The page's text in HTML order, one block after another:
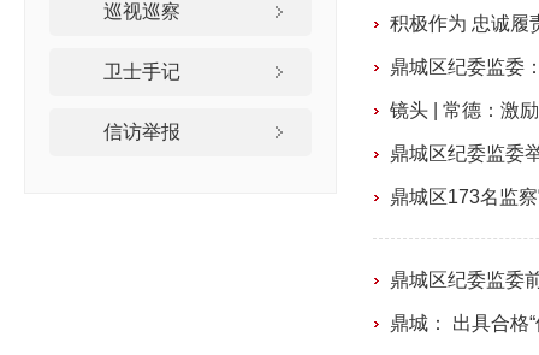
巡视巡察
卫士手记
信访举报
积极作为 忠诚
鼎城区纪委监委
镜头 | 常德：激
鼎城区纪委监委
鼎城区173名监
鼎城区纪委监委
鼎城： 出具合格